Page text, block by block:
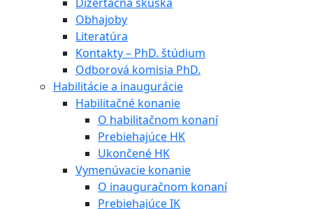
Obhajoby
Literatúra
Kontakty – PhD. štúdium
Odborová komisia PhD.
Habilitácie a inaugurácie
Habilitačné konanie
O habilitačnom konaní
Prebiehajúce HK
Ukončené HK
Vymenúvacie konanie
O inauguračnom konaní
Prebiehajúce IK